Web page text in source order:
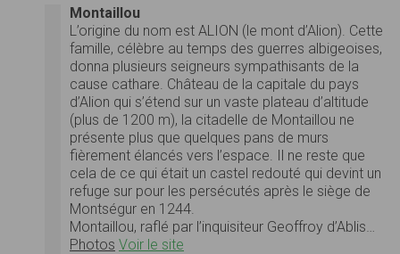
Montaillou
L’origine du nom est ALION (le mont d’Alion). Cette
famille, célèbre au temps des guerres albigeoises,
donna plusieurs seigneurs sympathisants de la
cause cathare. Château de la capitale du pays
d’Alion qui s’étend sur un vaste plateau d’altitude
(plus de 1200 m), la citadelle de Montaillou ne
présente plus que quelques pans de murs
fièrement élancés vers l’espace. Il ne reste que
cela de ce qui était un castel redouté qui devint un
refuge sur pour les persécutés après le siège de
Montségur en 1244.
Montaillou, raflé par l’inquisiteur Geoffroy d’Ablis…
Photos Voir le site